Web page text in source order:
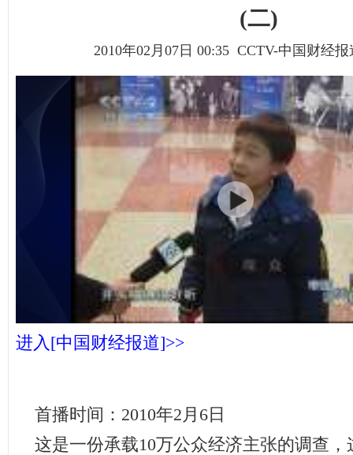
(二)
2010年02月07日 00:35 CCTV-中国财经
进入[中国财经报道]>>
首播时间：2010年2月6日
这是一份承载10万公众经济主张的调查，